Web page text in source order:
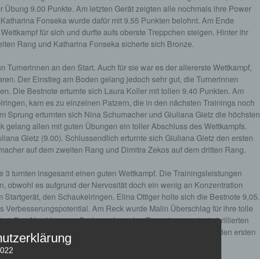
Übung 9.00 Punkte. Am letzten Gerät zeigten alle nochmals ihre Power
Fonseka wurde dafür mit 9.55 Punkten belohnt. Am Ende
für sich und durfte aufs oberste Treppchen steigen. Hinter ihr
Rang und Katharina Fonseka sicherte sich Bronze.
Turnerinnen an den Start. Auch für sie war es der allererste Wettkampf,
Der Einstieg am Boden gelang jedoch sehr gut, die Turnerinnen
Die Bestnote erturnte sich Laura Koller mit tollen 9.40 Punkten. Am
kam es zu einzelnen Patzern, die in den nächsten Trainings noch
Sprung erturnten sich Nina Schumacher und Giuliana Gietz die höchsten
gelang allen mit guten Übungen ein toller Abschluss des Wettkampfs.
Gietz (9.00). Schlussendlich erturnte sich Giuliana Gietz den ersten
auf dem zweiten Rang und Dimitra Zekos auf dem dritten Rang.
3 turnten insgesamt einen guten Wettkampf. Die Trainingsleistungen
obwohl es aufgrund der Nervosität doch ein wenig an Konzentration
Startgerät, den Schaukelringen. Elina Ottiger holte sich die Bestnote 9,05.
Verbesserungspotential. Am Reck wurde Malin Überschlag für ihre tolle
Der Abschluss am Boden gelang den Turnerinnen gut, sie brillierten
erturnte sich Leni Überschlag (9.40). Diese half ihr, sich den ersten
sich Aliya Keller Silber und Elina Ottiger erhielt Bronze.